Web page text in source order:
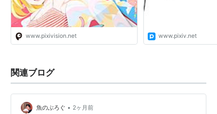
www.pixivision.net www.pixiv.net
関連ブログ
魚のぶろぐ • 2ヶ月前